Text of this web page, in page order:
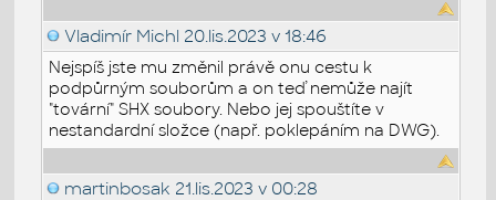
Vladimír Michl 20.lis.2023 v 18:46
Nejspíš jste mu změnil právě onu cestu k
podpůrným souborům a on teď nemůže najít
"tovární" SHX soubory. Nebo jej spouštíte v
nestandardní složce (např. poklepáním na DWG).
martinbosak 21.lis.2023 v 00:28